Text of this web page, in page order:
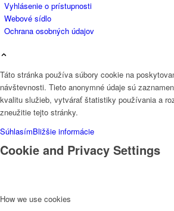
Vyhlásenie o prístupnosti
Webové sídlo
Ochrana osobných údajov
Táto stránka používa súbory cookie na
návštevnosti. Tieto anonymné údaje sú
kvalitu služieb, vytvárať štatistiky používania a
zneužitie tejto stránky.
SúhlasímBližšie informácie
Cookie and Privacy Settings
How we use cookies